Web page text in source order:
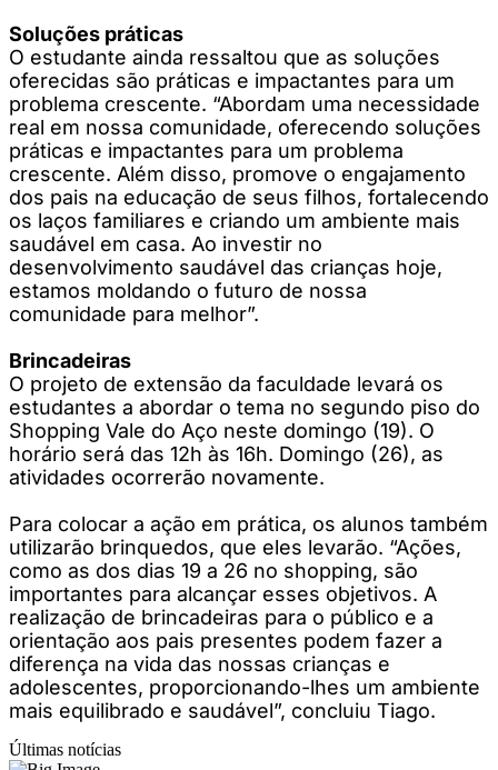
Soluções práticas
O estudante ainda ressaltou que as soluções
oferecidas são práticas e impactantes para um
problema crescente. “Abordam uma necessidade
real em nossa comunidade, oferecendo soluções
práticas e impactantes para um problema
crescente. Além disso, promove o engajamento
dos pais na educação de seus filhos, fortalecendo
os laços familiares e criando um ambiente mais
saudável em casa. Ao investir no
desenvolvimento saudável das crianças hoje,
estamos moldando o futuro de nossa
comunidade para melhor”.
Brincadeiras
O projeto de extensão da faculdade levará os
estudantes a abordar o tema no segundo piso do
Shopping Vale do Aço neste domingo (19). O
horário será das 12h às 16h. Domingo (26), as
atividades ocorrerão novamente.
Para colocar a ação em prática, os alunos também
utilizarão brinquedos, que eles levarão. “Ações,
como as dos dias 19 a 26 no shopping, são
importantes para alcançar esses objetivos. A
realização de brincadeiras para o público e a
orientação aos pais presentes podem fazer a
diferença na vida das nossas crianças e
adolescentes, proporcionando-lhes um ambiente
mais equilibrado e saudável”, concluiu Tiago.
Últimas notícias